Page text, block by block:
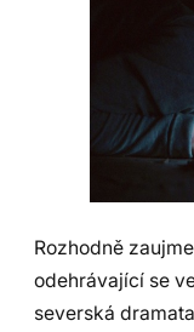
Rozhodně
odehrávající se
severská